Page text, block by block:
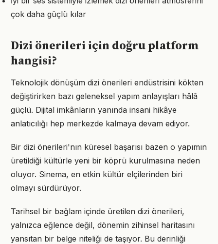
çok daha güçlü kılar
Dizi önerileri için doğru platform
hangisi?
Teknolojik dönüşüm dizi önerileri endüstrisini kökten
değiştirirken bazı geleneksel yapım anlayışları hâlâ
güçlü. Dijital imkânların yanında insani hikâye
anlatıcılığı hep merkezde kalmaya devam ediyor.
Bir dizi önerileri'nın küresel başarısı bazen o yapımın
üretildiği kültürle yeni bir köprü kurulmasına neden
oluyor. Sinema, en etkin kültür elçilerinden biri
olmayı sürdürüyor.
Tarihsel bir bağlam içinde üretilen dizi önerileri,
yalnızca eğlence değil, dönemin zihinsel haritasını
yansıtan bir belge niteliği de taşıyor. Bu derinliği